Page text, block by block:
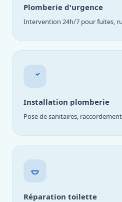
Plomberie d'urgence
Intervention 24h/7 pour fuites,
Installation plomberie
Pose de sanitaires,
Réparation toilette